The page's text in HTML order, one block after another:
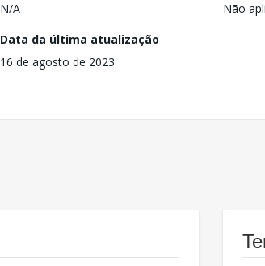
N/A
Não
Data da última atualização
16 de agosto de 2023